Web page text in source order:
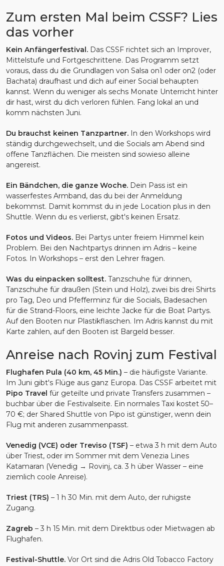
Zum ersten Mal beim CSSF? Lies
das vorher
Kein Anfängerfestival. Das CSSF richtet sich an Improver,
Mittelstufe und Fortgeschrittene. Das Programm setzt
voraus, dass du die Grundlagen von Salsa on1 oder on2 (oder
Bachata) draufhast und dich auf einer Social behaupten
kannst. Wenn du weniger als sechs Monate Unterricht hinter
dir hast, wirst du dich verloren fühlen. Fang lokal an und
komm nächsten Juni.
Du brauchst keinen Tanzpartner. In den Workshops wird
ständig durchgewechselt, und die Socials am Abend sind
offene Tanzflächen. Die meisten sind sowieso alleine
angereist.
Ein Bändchen, die ganze Woche. Dein Pass ist ein
wasserfestes Armband, das du bei der Anmeldung
bekommst. Damit kommst du in jede Location plus in den
Shuttle. Wenn du es verlierst, gibt's keinen Ersatz.
Fotos und Videos. Bei Partys unter freiem Himmel kein
Problem. Bei den Nachtpartys drinnen im Adris – keine
Fotos. In Workshops – erst den Lehrer fragen.
Was du einpacken solltest. Tanzschuhe für drinnen,
Tanzschuhe für draußen (Stein und Holz), zwei bis drei Shirts
pro Tag, Deo und Pfefferminz für die Socials, Badesachen
für die Strand-Floors, eine leichte Jacke für die Boat Partys.
Auf den Booten nur Plastikflaschen. Im Adris kannst du mit
Karte zahlen, auf den Booten ist Bargeld besser.
Anreise nach Rovinj zum Festival
Flughafen Pula (40 km, 45 Min.) – die häufigste Variante.
Im Juni gibt's Flüge aus ganz Europa. Das CSSF arbeitet mit
Pipo Travel für geteilte und private Transfers zusammen –
buchbar über die Festivalseite. Ein normales Taxi kostet 50–
70 €; der Shared Shuttle von Pipo ist günstiger, wenn dein
Flug mit anderen zusammenpasst.
Venedig (VCE) oder Treviso (TSF) – etwa 3 h mit dem Auto
über Triest, oder im Sommer mit dem Venezia Lines
Katamaran (Venedig → Rovinj, ca. 3 h über Wasser – eine
ziemlich coole Anreise).
Triest (TRS) – 1 h 30 Min. mit dem Auto, der ruhigste
Zugang.
Zagreb – 3 h 15 Min. mit dem Direktbus oder Mietwagen ab
Flughafen.
Festival-Shuttle. Vor Ort sind die Adris Old Tobacco Factory